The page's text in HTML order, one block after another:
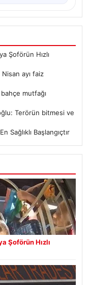
Şoförün Hızlı
Nisan ayı faiz
mutfağı
Terörün bitmesi ve
Sağlıklı Başlangıçtır
Şoförün Hızlı